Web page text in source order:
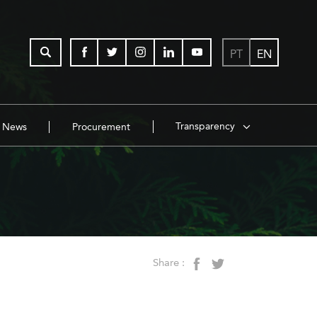
PT EN
News Procurement Transparency
Share :